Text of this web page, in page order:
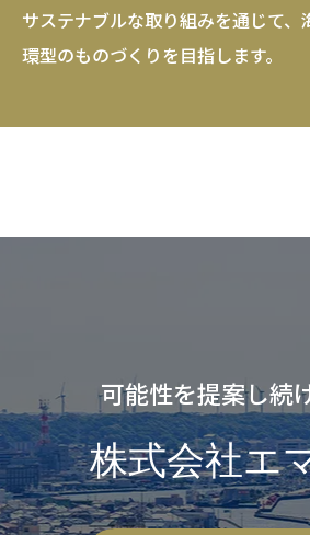
サステナブルな取り組みを通じて
環型のものづくりを目指します。
可能性を提案し続
株式会社エ